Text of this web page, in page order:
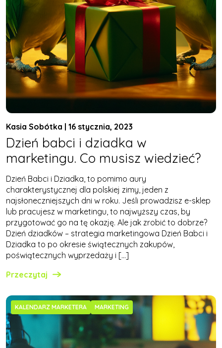
Kasia Sobótka | 16 stycznia, 2023
Dzień babci i dziadka w
marketingu. Co musisz wiedzieć?
Dzień Babci i Dziadka, to pomimo aury
charakterystycznej dla polskiej zimy, jeden z
najsłoneczniejszych dni w roku. Jeśli prowadzisz e-sklep
lub pracujesz w marketingu, to najwyższy czas, by
przygotować go na tę okazję. Ale jak zrobić to dobrze?
Dzień dziadków – strategia marketingowa Dzień Babci i
Dziadka to po okresie świątecznych zakupów,
poświątecznych wyprzedaży i […]
Przeczytaj
KALENDARZ MARKETERA MARKETING